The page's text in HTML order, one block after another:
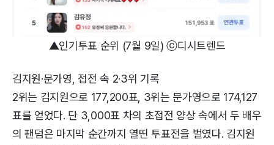
▲인기투표 순위 (7월 9일) ⓒ디시트렌드
김지원·문가영, 접전 속 2·3위 기록
2위는 김지원으로 177,200표, 3위는 문가영으로 174,127
표를 얻었다. 단 3,000표 차의 초접전 양상 속에서 두 배우
의 팬덤은 마지막 순간까지 열띤 투표전을 벌였다. 김지원